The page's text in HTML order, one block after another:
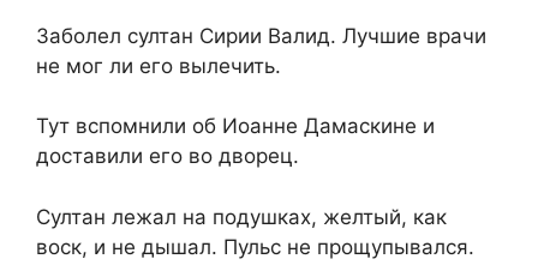
Заболел султан Сирии Валид. Лучшие врачи
не мог ли его вылечить.
Тут вспомнили об Иоанне Дамаскине и
доставили его во дворец.
Султан лежал на подушках, желтый, как
воск, и не дышал. Пульс не прощупывался.